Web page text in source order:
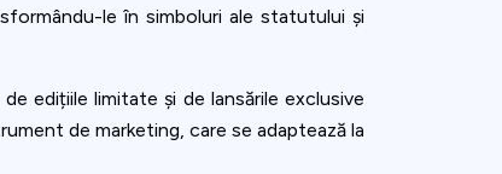
le în simboluri ale statutului și
edițiile limitate și de lansările exclusive
de marketing, care se adaptează la